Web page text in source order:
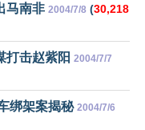
马南非 2004/7/8 (30,218
打击赵紫阳 2004/7/7
绑架案揭秘 2004/7/6